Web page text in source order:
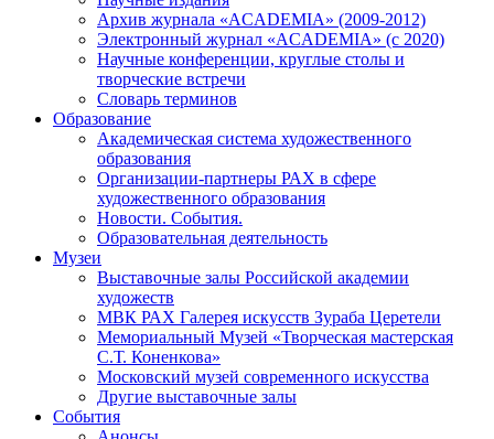
Архив журнала «ACADEMIA» (2009-2012)
Электронный журнал «ACADEMIA» (с 2020)
Научные конференции, круглые столы и
творческие встречи
Словарь терминов
Образование
Академическая система художественного
образования
Организации-партнеры РАХ в сфере
художественного образования
Новости. События.
Образовательная деятельность
Музеи
Выставочные залы Российской академии
художеств
МВК РАХ Галерея искусств Зураба Церетели
Мемориальный Музей «Творческая мастерская
С.Т. Коненкова»
Московский музей современного искусства
Другие выставочные залы
События